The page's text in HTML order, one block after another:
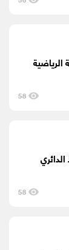
58
58